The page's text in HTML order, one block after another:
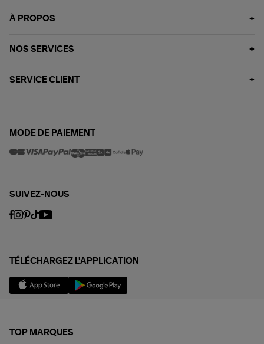
À PROPOS
NOS SERVICES
SERVICE CLIENT
MODE DE PAIEMENT
SUIVEZ-NOUS
TÉLÉCHARGEZ L'APPLICATION
TOP MARQUES